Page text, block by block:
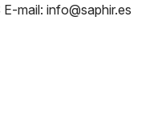
mail: info@saphir.es